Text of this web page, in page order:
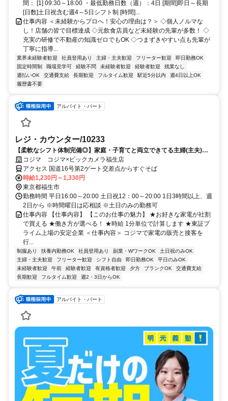
間： [1] 09:30～18:00 ・最低勤務日数（週）：4日 [期間]即日～長期
[日数]土日祝含む週4～5日シフト制 [時間]...
仕事内容 ＜未経験からプロへ！安心の理由は？＞ ◇個人ノルマな
し！店舗の皆で目標達成 ◇元飲食店員など未経験の先輩が多数！ ◇
充実の研修で不動産の知識ゼロでもOK ◇つまずきやすい点も先輩が
丁寧に指導...
業界未経験者歓迎 社員登用あり 主婦・主夫歓迎 フリーター歓迎
即日勤務OK
固定時間制
職場見学可 経験不問 未経験者歓迎 経験者歓迎
残業なし
週払いOK
交通費支給 長期歓迎 フルタイム歓迎 駅近5分以内
週4日以上OK
履歴書不要
アルバイト・パート
レジ・カウンター/10233
【柔軟なシフト体制完備◎】家庭・子育てと両立できてる主婦(主夫)の
方活躍中！働きやすい職場環境♪
コジマ コジマ×ビックカメラ福生店
アクセス 国道16号第2ゲート交差点からすぐそば
時給1,230円～1,330円
東京都福生市
勤務時間 平日16:00～20:00 土日祝12：00～20:00 1日3時間以上、週
2日から ※時間曜日は応相談 ※土日のみの勤務可
仕事内容 【仕事内容】 【このお仕事の魅力】 ★お好きな家電が社割
で買える ★働き方が選べる！ ★時給 1分単位で計算します ★東証プ
ライム上場の安定企業 ＜仕事内容＞ コジマで家電の販売と接客を
行...
制服あり 扶養内勤務OK 社員登用あり 副業・WワークOK
土日祝のみOK
主婦・主夫歓迎
フリーター歓迎 シフト自由 即日勤務OK
平日のみOK
未経験者歓迎
午前 経験者歓迎 有資格者歓迎 夕方 ブランクOK
交通費支給
長期歓迎
フルタイム歓迎 週2・3日からOK
アルバイト・パート